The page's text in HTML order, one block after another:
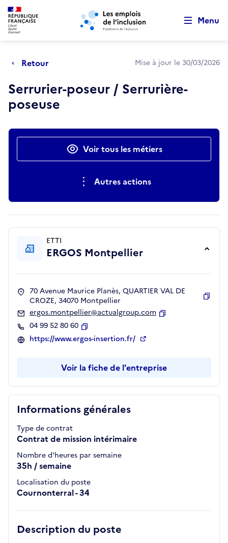
Aller au menu principal Aller au contenu principal
Menu
Retour Mise à jour le 30/03/2026
Serrurier-poseur / Serrurière-
poseuse
Actions rapidesVoir tous les métiers
Autres actions
Informations générales
Type de contrat
Contrat de mission intérimaire
Nombre d'heures par semaine
35h / semaine
Localisation du poste
Cournonterral - 34
Description du poste
ETTI
ERGOS Montpellier
70 Avenue Maurice Planès, QUARTIER VAL DE
CROZE, 34070 Montpellier
ergos.montpellier@actualgroup.com
04 99 52 80 60
Copier
https://www.ergos-insertion.fr/
Voir la fiche de l'entreprise
Retour au début de la page
Panneau de gestion des cookies